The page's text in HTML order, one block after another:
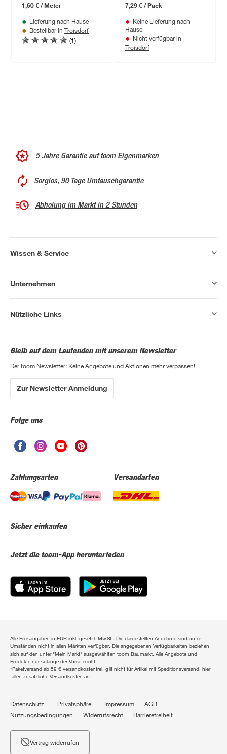
1,60 € / Meter
Lieferung nach Hause
Bestellbar in Troisdorf
(1)
7,29 € / Pack
Keine Lieferung nach
Hause
Nicht verfügbar in
Troisdorf
5 Jahre Garantie auf toom Eigenmarken
Sorglos, 90 Tage Umtauschgarantie
Abholung im Markt in 2 Stunden
Wissen & Service
Unternehmen
Nützliche Links
Bleib auf dem Laufenden mit unserem Newsletter
Der toom Newsletter: Keine Angebote und Aktionen mehr verpassen!
Zur Newsletter Anmeldung
Folge uns
Zahlungsarten Versandarten
Sicher einkaufen
Jetzt die toom-App herunterladen
Alle Preisangaben in EUR inkl. gesetzl. MwSt.. Die dargestellten Angebote sind unter
Umständen nicht in allen Märkten verfügbar. Die angegebenen Verfügbarkeiten beziehen
sich auf den unter "Mein Markt" ausgewählten toom Baumarkt. Alle Angebote und
Produkte nur solange der Vorrat reicht.
*Paketversand ab 59 € versandkostenfrei, gilt nicht für Artikel mit Speditionsversand, hier
fallen zusätzliche Versandkosten an.
Datenschutz Privatsphäre Impressum
AGB
Nutzungsbedingungen
Widerrufsrecht Barrierefreiheit
Vertrag widerrufen